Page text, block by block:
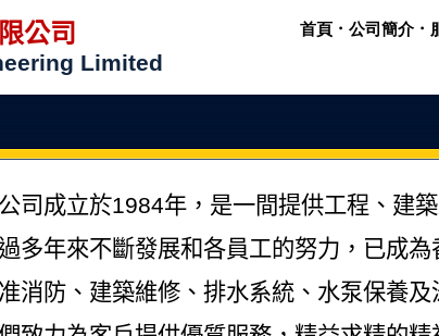
首頁． 公司簡介．
公司
Limited
司成立於1984年，是一間提供工程、建
多年來不斷發展和各員工的努力，已成
消防、建築維修、排水系統、水泵保養及